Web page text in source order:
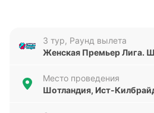
результаты, и этот поединок
ключевым моментом для
Анализ формы команд:
3 тур, Раунд вылета
Женская Премьер Лига.
Место проведения
Шотландия, Ист-